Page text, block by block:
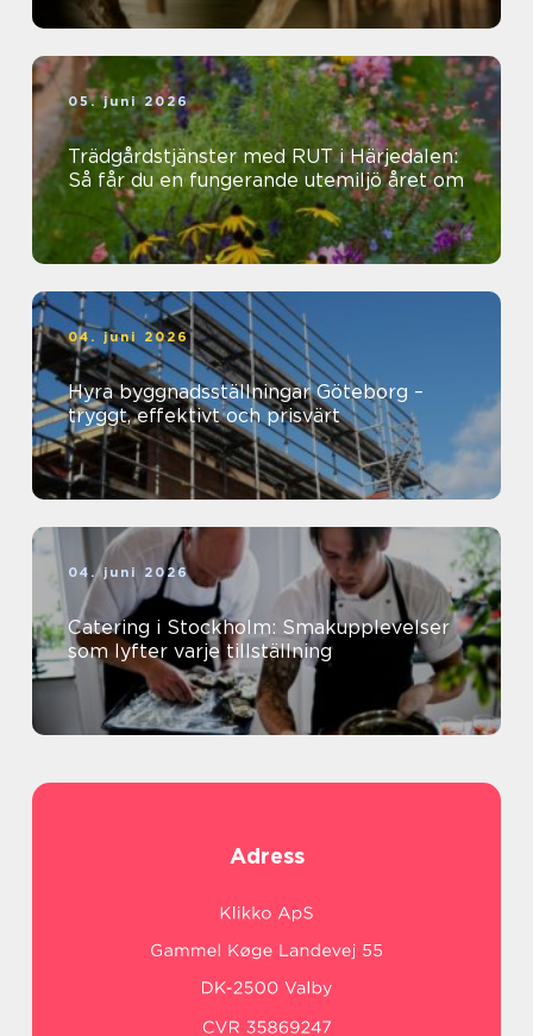
05. juni 2026
Trädgårdstjänster med RUT i Härjedalen:
Så får du en fungerande utemiljö året om
04. juni 2026
Hyra byggnadsställningar Göteborg –
tryggt, effektivt och prisvärt
04. juni 2026
Catering i Stockholm: Smakupplevelser
som lyfter varje tillställning
Adress